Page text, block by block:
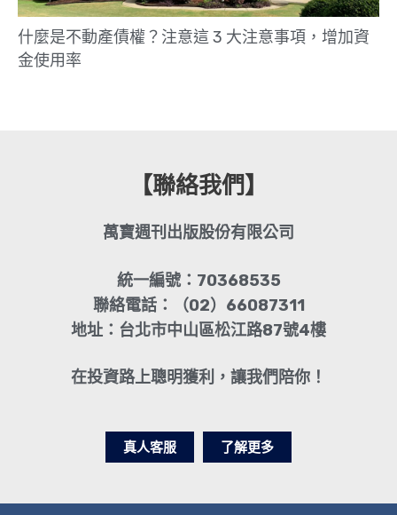
什麼是不動產債權？注意這 3 大注意事項，增加資
金使用率
【聯絡我們】
萬寶週刊出版股份有限公司
統一編號：70368535
聯絡電話：（02）66087311
地址：台北市中山區松江路87號4樓
在投資路上聰明獲利，讓我們陪你！
真人客服 了解更多